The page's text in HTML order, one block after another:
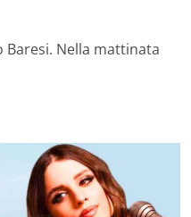
Baresi. Nella mattinata